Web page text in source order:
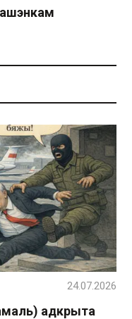
адкрыта
24.07.2026